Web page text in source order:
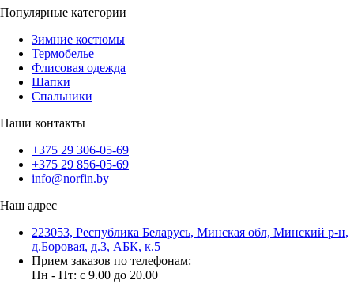
Популярные категории
Зимние костюмы
Термобелье
Флисовая одежда
Шапки
Спальники
Наши контакты
+375 29 306-05-69
+375 29 856-05-69
info@norfin.by
Наш адрес
223053, Республика Беларусь, Минская обл, Минский р-н,
д.Боровая, д.3, АБК, к.5
Прием заказов по телефонам:
Пн - Пт: c 9.00 до 20.00